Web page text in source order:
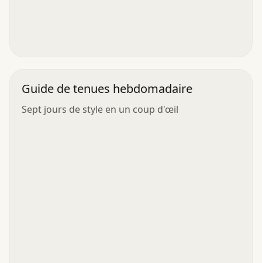
Guide de tenues hebdomadaire
Sept jours de style en un coup d'œil